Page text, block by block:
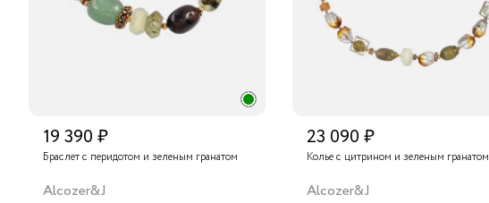
19 390 ₽
Браслет с перидотом и зеленым гранатом
Alcozer&J
23 090 ₽
Колье с цитрином и зеленым гранатом
Alcozer&J